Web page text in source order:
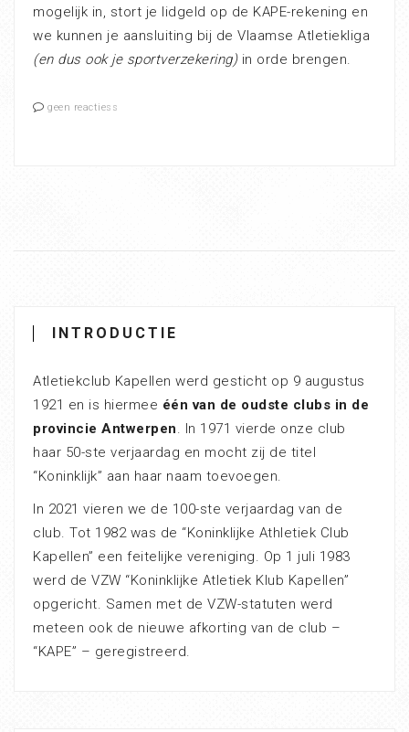
mogelijk in, stort je lidgeld op de KAPE-rekening en
we kunnen je aansluiting bij de Vlaamse Atletiekliga
(en dus ook je sportverzekering)in orde brengen.
geen reactiess
INTRODUCTIE
Atletiekclub Kapellen werd gesticht op 9 augustus
1921 en is hiermee één van de oudste clubs in de
provincie Antwerpen. In 1971 vierde onze club
haar 50-ste verjaardag en mocht zij de titel
“Koninklijk” aan haar naam toevoegen.
In 2021 vieren we de 100-ste verjaardag van de
club. Tot 1982 was de “Koninklijke Athletiek Club
Kapellen” een feitelijke vereniging. Op 1 juli 1983
werd de VZW “Koninklijke Atletiek Klub Kapellen”
opgericht. Samen met de VZW-statuten werd
meteen ook de nieuwe afkorting van de club –
“KAPE” – geregistreerd.